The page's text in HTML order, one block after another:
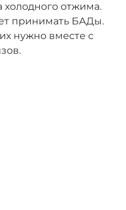
отжима.
принимать БАДы.
нужно вместе с